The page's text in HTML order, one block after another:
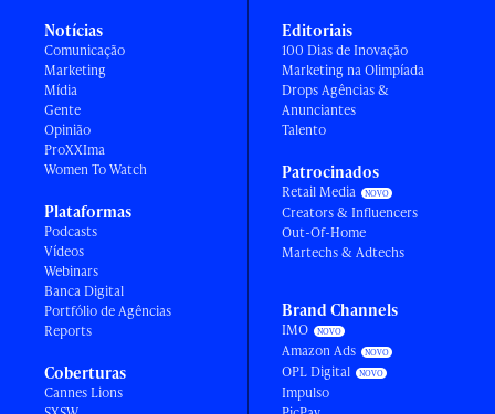
Notícias
Comunicação
Marketing
Mídia
Gente
Opinião
ProXXIma
Women To Watch
Plataformas
Podcasts
Vídeos
Webinars
Banca Digital
Portfólio de Agências
Reports
Coberturas
Cannes Lions
Editoriais
100 Dias de Inovação
Marketing na Olimpíada
Drops Agências &
Anunciantes
Talento
Patrocinados
Retail Media
Creators & Influencers
Out-Of-Home
Martechs & Adtechs
Brand Channels
IMO
Amazon Ads
OPL Digital
Impulso